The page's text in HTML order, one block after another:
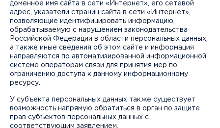
доменное имя сайта в сети «Интернет», его сетевой
адрес, указатели страниц сайта в сети «Интернет»,
позволяющие идентифицировать информацию,
обрабатываемую с нарушением законодательства
Российской Федерации в области персональных данных,
а также иные сведения об этом сайте и информация
направляются по автоматизированной информационной
системе операторам связи для принятия мер по
ограничению доступа к данному информационному
ресурсу.
У субъекта персональных данных также существует
возможность напрямую обратиться в орган по защите
прав субъектов персональных данных с
соответствующим заявлением.